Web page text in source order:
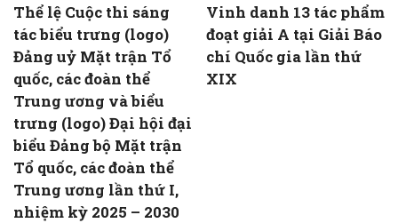
Thể lệ Cuộc thi sáng
tác biểu trưng (logo)
Đảng uỷ Mặt trận Tổ
quốc, các đoàn thể
Trung ương và biểu
trưng (logo) Đại hội đại
biểu Đảng bộ Mặt trận
Tổ quốc, các đoàn thể
Trung ương lần thứ I,
nhiệm kỳ 2025 – 2030
Vinh danh 13 tác phẩm
đoạt giải A tại Giải Báo
chí Quốc gia lần thứ
XIX